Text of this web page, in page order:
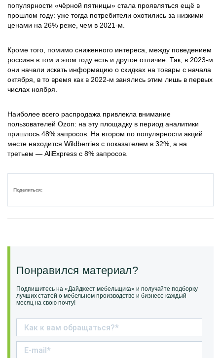
популярности «чёрной пятницы» стала проявляться ещё в
прошлом году: уже тогда потребители охотились за низкими
ценами на 26% реже, чем в 2021-м.
Кроме того, помимо сниженного интереса, между поведением
россиян в том и этом году есть и другое отличие. Так, в 2023-м
они начали искать информацию о скидках на товары с начала
октября, в то время как в 2022-м занялись этим лишь в первых
числах ноября.
Наиболее всего распродажа привлекла внимание
пользователей Ozon: на эту площадку в период аналитики
пришлось 48% запросов. На втором по популярности акций
месте находится Wildberries с показателем в 32%, а на
третьем — AliExpress с 8% запросов.
Поделиться:
Понравился материал?
Подпишитесь на «Дайджест мебельщика» и получайте подборку
лучших статей о мебельном производстве и бизнесе каждый
месяц на свою почту!